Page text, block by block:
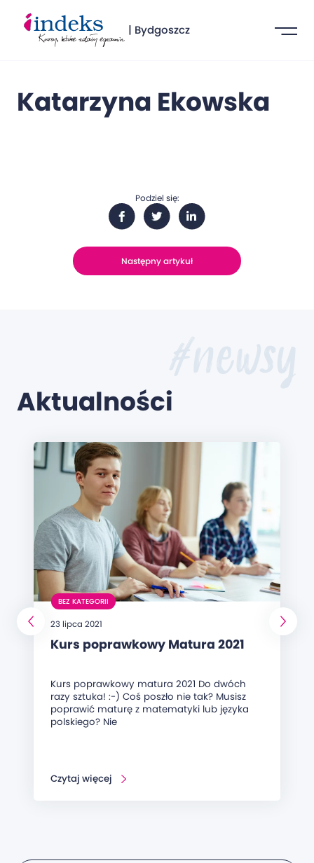
| Bydgoszcz
Katarzyna Ekowska
Podziel się:
Następny artykuł
Aktualności
BEZ KATEGORII
23 lipca 2021
Kurs poprawkowy Matura 2021
Kurs poprawkowy matura 2021 Do dwóch
razy sztuka! :-) Coś poszło nie tak? Musisz
poprawić maturę z matematyki lub języka
polskiego? Nie
Czytaj więcej